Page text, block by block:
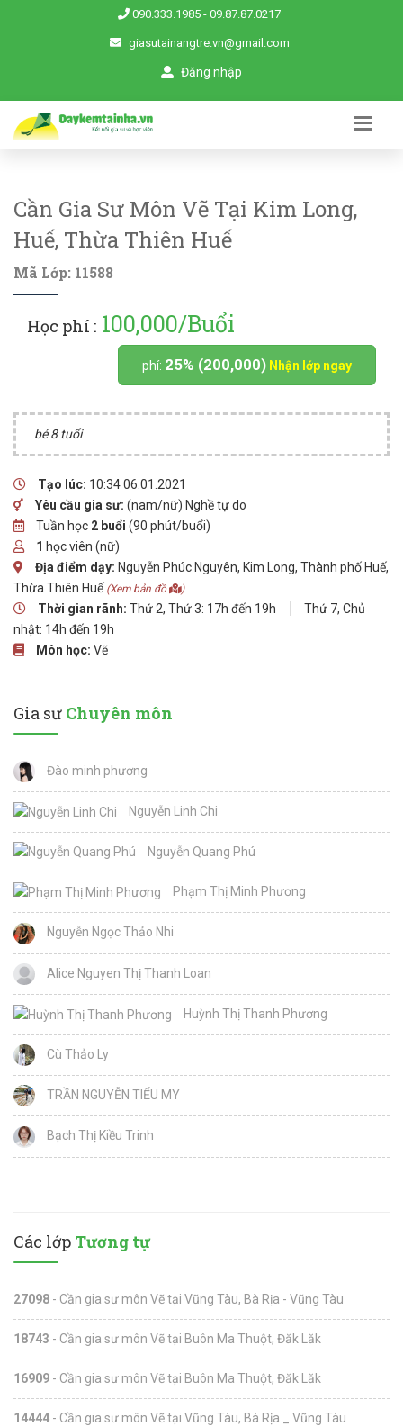
090.333.1985 - 09.87.87.0217
giasutainangtre.vn@gmail.com
Đăng nhập
Cần Gia Sư Môn Vẽ Tại Kim Long,
Huế, Thừa Thiên Huế
Mã Lớp: 11588
Học phí : 100,000/Buổi
phí: 25% (200,000) Nhận lớp ngay
bé 8 tuổi
Tạo lúc: 10:34 06.01.2021
Yêu cầu gia sư: (nam/nữ) Nghề tự do
Tuần học 2 buổi (90 phút/buổi)
1 học viên (nữ)
Địa điểm dạy: Nguyễn Phúc Nguyên, Kim Long, Thành phố Huế,
Thừa Thiên Huế (Xem bản đồ )
Thời gian rãnh: Thứ 2, Thứ 3: 17h đến 19h
Thứ 7, Chủ
nhật: 14h đến 19h
Môn học: Vẽ
Gia sư Chuyên môn
Đào minh phương
Nguyễn Linh Chi
Nguyễn Quang Phú
Phạm Thị Minh Phương
Nguyễn Ngọc Thảo Nhi
Alice Nguyen Thị Thanh Loan
Huỳnh Thị Thanh Phương
Cù Thảo Ly
TRẦN NGUYỄN TIỂU MY
Bạch Thị Kiều Trinh
Các lớp Tương tự
27098 - Cần gia sư môn Vẽ tại Vũng Tàu, Bà Rịa - Vũng Tàu
18743 - Cần gia sư môn Vẽ tại Buôn Ma Thuột, Đăk Lăk
16909 - Cần gia sư môn Vẽ tại Buôn Ma Thuột, Đăk Lăk
14444 - Cần gia sư môn Vẽ tại Vũng Tàu, Bà Rịa _ Vũng Tàu